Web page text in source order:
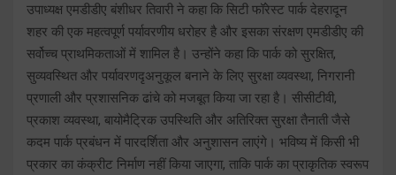
उपाध्यक्ष एमडीडीए बंशीधर तिवारी ने कहा कि सिटी फॉरेस्ट पार्क देहरादून
शहर की एक महत्वपूर्ण पर्यावरणीय धरोहर है और इसका संरक्षण एमडीडीए की
सर्वोच्च प्राथमिकताओं में शामिल है। उन्होंने कहा कि पार्क को सुरक्षित,
सुव्यवस्थित और पर्यावरणदृअनुकूल बनाने के लिए सुरक्षा व्यवस्था, निगरानी
प्रणाली और प्रशासनिक ढांचे को मजबूत किया जा रहा है। सीसीटीवी,
प्रकाश व्यवस्था, बायोमैट्रिक उपस्थिति और अतिरिक्त सुरक्षा तैनाती जैसे
कदम पार्क प्रबंधन में पारदर्शिता और अनुशासन लाएंगे। भविष्य में किसी भी
प्रकार का कंक्रीट निर्माण नहीं किया जाएगा, ताकि पार्क का प्राकृतिक स्वरूप